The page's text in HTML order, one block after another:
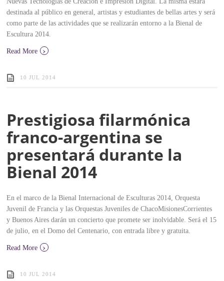
destinada al público en general, artistas y estudiantes de bellas artes y será
como parte de las actividades que se realizarán entorno a la Bienal de
Escultura 2014.
Read More ›
10 JUL 2014
Prestigiosa filarmónica
franco-argentina se
presentará durante la
Bienal 2014
En el marco de la Bienal Internacional de Esculturas 2014, Orquesta
Juvenil de Francia y las Orquestas Juveniles de Chaco­Misiones­Corrientes
y Buenos Aires darán un concierto que promete ser inolvidable. Será el 15
de julio, en el Domo del Centenario, con entrada libre y gratuita.
Read More ›
10 JUL 2014